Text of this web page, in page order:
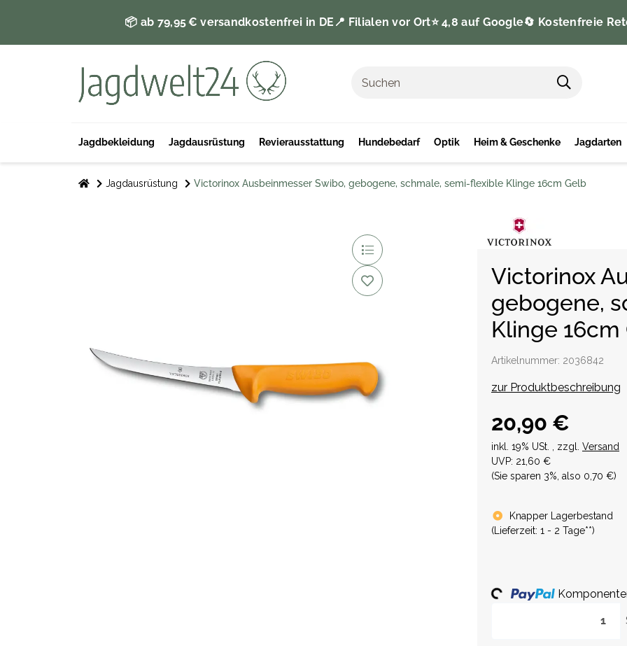
📦 ab 79,95 € versandkostenfrei in DE 📍 Filialen vor Ort⭐️ 4,8 auf Google🔄 Kostenfreie
Jagdbekleidung Jagdausrüstung Revierausstattung Hundebedarf Optik Heim & Geschenke Jagdarten
Jagdausrüstung Victorinox Ausbeinmesser Swibo, gebogene, schmale, semi-flexible Klinge 16cm Gelb
Victorinox
gebogene,
Klinge 16cm
Artikelnummer: 2036842
zur Produktbeschreibung
20,90 €
inkl. 19% USt. , zzgl. Versand
UVP: 21,60 €
(Sie sparen 3% , also 0,70 €)
Knapper Lagerbestand
( Lieferzeit: 1 - 2 Tage**)
Loading...